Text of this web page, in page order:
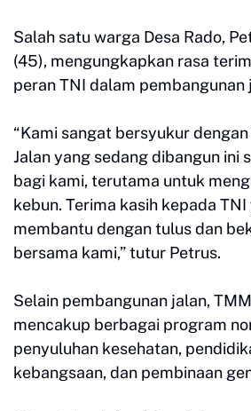
Salah satu warga Desa Rado,
(45), mengungkapkan rasa
peran TNI dalam
“Kami sangat bersyukur
Jalan yang sedang dibangun ini
bagi kami, terutama untuk
kebun. Terima kasih kepada
membantu dengan tulus dan
bersama kami,” tutur Petrus.
Selain pembangunan jalan,
mencakup berbagai program
penyuluhan kesehatan,
kebangsaan, dan pembinaan